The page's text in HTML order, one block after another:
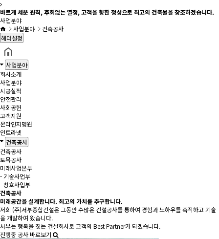
바르게 세운 원칙, 후회없는 열정, 고객을 향한 정성으로 최고의 건축물을 창조하겠습니다.
사업분야
사업분야
건축공사
헤더설정
사업분야
회사소개
사업분야
시공실적
안전관리
사회공헌
고객지원
온라인지명원
인트라넷
건축공사
건축공사
토목공사
미래사업본부
- 기술사업부
- 창호사업부
건축공사
미래공간을 설계합니다. 최고의 가치를 추구합니다.
저희 (주)서부종합건설은 그동안 수많은 건설공사를 통하여 경험과 노하우를 축적하고 기술
을 개발하여 왔습니다.
서부는 행복을 짓는 건설회사로 고객의 Best Partner가 되겠습니다.
진행중 공사 바로보기